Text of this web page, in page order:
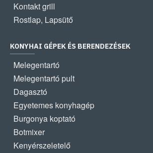
Kontakt grill
Rostlap, Lapsütő
KONYHAI GÉPEK ÉS BERENDEZÉSEK
Melegentartó
Melegentartó pult
Dagasztó
Egyetemes konyhagép
Burgonya koptató
Botmixer
Kenyérszeletelő